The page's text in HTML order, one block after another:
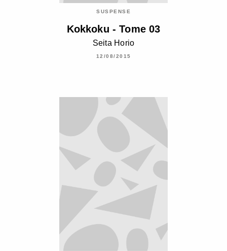
SUSPENSE
Kokkoku - Tome 03
Seita Horio
12/08/2015